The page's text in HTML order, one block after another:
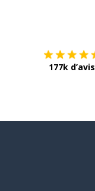
177k d’avis